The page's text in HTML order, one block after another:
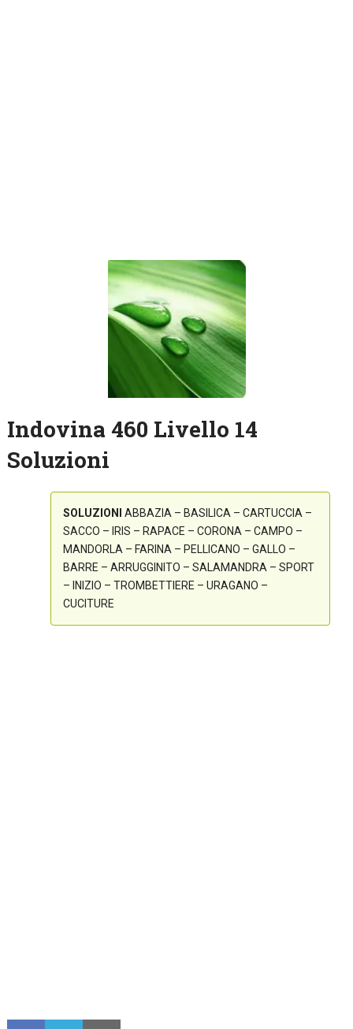
Indovina 460 Livello 14
Soluzioni
SOLUZIONI
ABBAZIA – BASILICA – CARTUCCIA –
SACCO – IRIS – RAPACE – CORONA – CAMPO –
MANDORLA – FARINA – PELLICANO – GALLO –
BARRE – ARRUGGINITO – SALAMANDRA – SPORT
– INIZIO – TROMBETTIERE – URAGANO –
CUCITURE